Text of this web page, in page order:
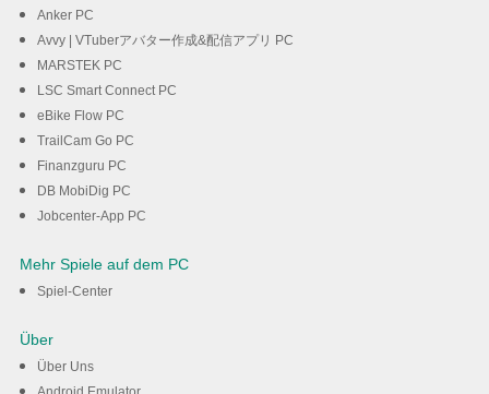
Anker PC
Avvy | VTuberアバター作成&配信アプリ PC
MARSTEK PC
LSC Smart Connect PC
eBike Flow PC
TrailCam Go PC
Finanzguru PC
DB MobiDig PC
Jobcenter-App PC
Mehr Spiele auf dem PC
Spiel-Center
Über
Über Uns